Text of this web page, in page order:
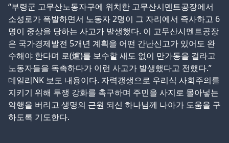
“부령군 고무산노동자구에 위치한 고무산시멘트공장에서
소성로가 폭발하면서 노동자 2명이 그 자리에서 즉사하고 6
명이 중상을 당하는 사고가 발생했다. 이 고무산시멘트공장
은 국가경제발전 5개년 계획을 어떤 간난신고가 있어도 완
수해야 한다며 로(爐)를 보수할 새도 없이 만가동을 걸라고
노동자들을 독촉하다가 이런 사고가 발생했다고 전했다.”
데일리NK 보도 내용이다. 자력갱생으로 우리식 사회주의를
지키기 위해 투쟁 강화를 촉구하며 주민을 사지로 몰아넣는
악행을 버리고 생명의 근원 되신 하나님께 나아가 도움을 구
하도록 기도한다.